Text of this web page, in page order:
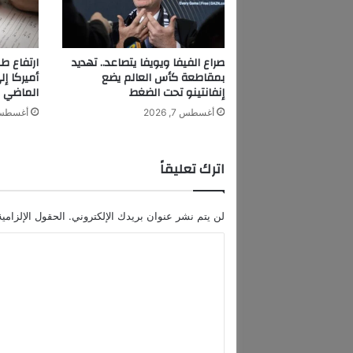
د
ش
غ
ف
ا
ل
ف
صراع الفيفا ويويفا يتصاعد.. تهديد
بمقاطعة كأس العالم يضع
إنفانتينو تحت الضغط
أغسطس 7, 2026
ارتفاع
الماضي
أغسطس 7,
اترك تعليقاً
لن يتم نشر عنوان بريدك الإلكتروني. الحقول